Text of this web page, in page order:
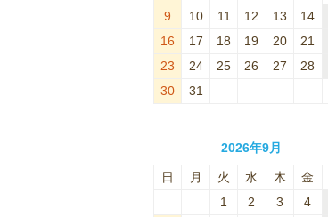
9
10 11 12 13 14
16
17 18 19 20 21
23
24 25 26 27 28
30
31
2026年9月
日 月 火 水 木 金
1
2 3 4